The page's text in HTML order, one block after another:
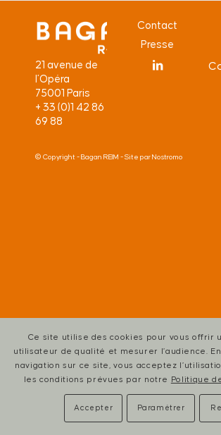
21 avenue de
l’Opéra
75001 Paris
+ 33 (0)1 42 86
69 88
Contact
Presse
© Copyright - Bagan REIM - Site par Nostromo
Ce site utilise des cookies pour vous offrir
utilisateur de qualité et mesurer l’audience.
navigation sur ce site, vous acceptez
les conditions prévues par notre Politique
Accepter Paramétrer